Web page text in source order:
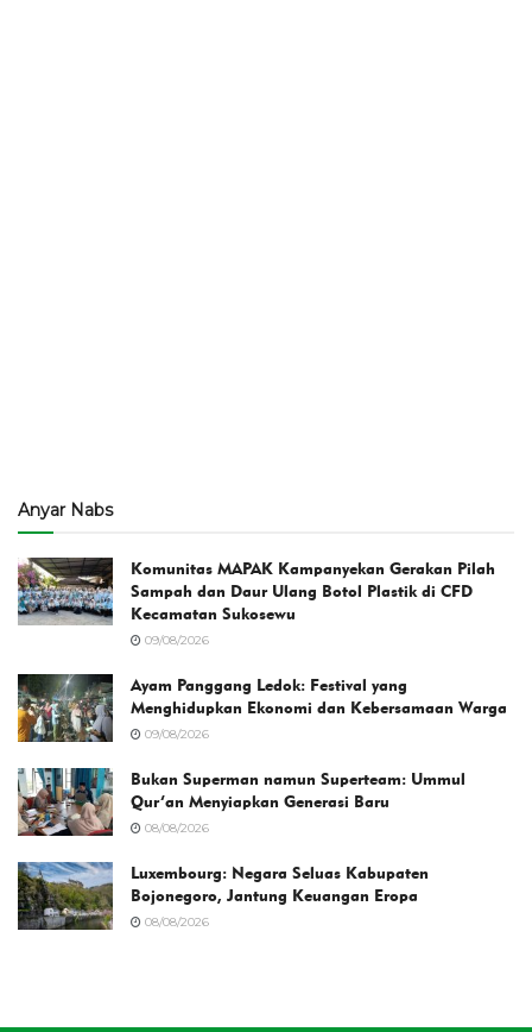
Anyar Nabs
Komunitas MAPAK Kampanyekan Gerakan Pilah
Sampah dan Daur Ulang Botol Plastik di CFD
Kecamatan Sukosewu
09/08/2026
Ayam Panggang Ledok: Festival yang
Menghidupkan Ekonomi dan Kebersamaan Warga
09/08/2026
Bukan Superman namun Superteam: Ummul
Qur’an Menyiapkan Generasi Baru
08/08/2026
Luxembourg: Negara Seluas Kabupaten
Bojonegoro, Jantung Keuangan Eropa
08/08/2026